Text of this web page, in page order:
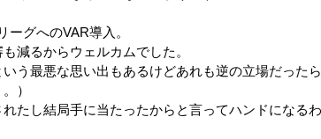
グへのVAR導入。
減るからウェルカムでした。
いう最悪な思い出もあるけどあれも逆の立場だった
）
たし結局手に当たったからと言ってハンドになる